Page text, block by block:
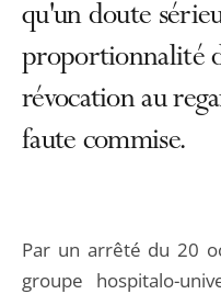
qu'un doute
proportionnalité
révocation au
faute commise.
Par un arrêté du 20
groupe hospitalo-